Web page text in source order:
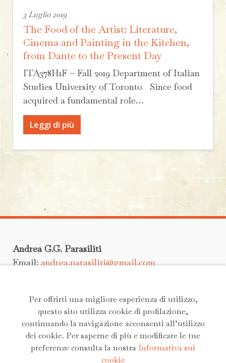
3 Luglio 2019
The Food of the Artist: Literature,
Cinema and Painting in the Kitchen,
from Dante to the Present Day
ITA378H1F – Fall 2019 Department of Italian
Studies University of Toronto Since food
acquired a fundamental role…
Leggi di più
Andrea G.G. Parasiliti
Email:andrea.parasiliti@gmail.com
© 2021 - Tutti i diritti riservati
Per offrirti una migliore esperienza di utilizzo,
questo sito utilizza cookie di profilazione,
continuando la navigazione acconsenti all’utilizzo
dei cookie. Per saperne di più e modificare le tue
preferenze consulta la nostra Informativa sui
cookie